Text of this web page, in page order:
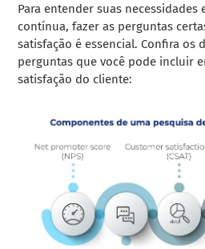
Para entender suas necessidades
contínua, fazer as perguntas
satisfação é essencial. Confira os
perguntas que você pode incluir
satisfação do cliente: